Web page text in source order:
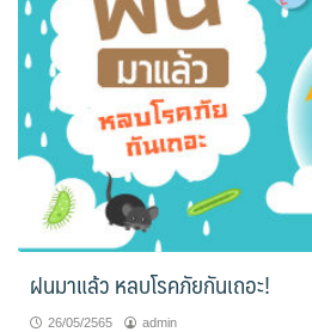
ฝนมาแล้ว หลบโรคภัยกันเถอะ!
26/05/2565 admin